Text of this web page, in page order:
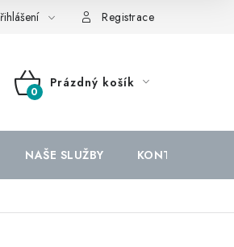
Registrace
NÁKUPNÍ
Prázdný košík
NAŠE SLUŽBY KONTAKTY